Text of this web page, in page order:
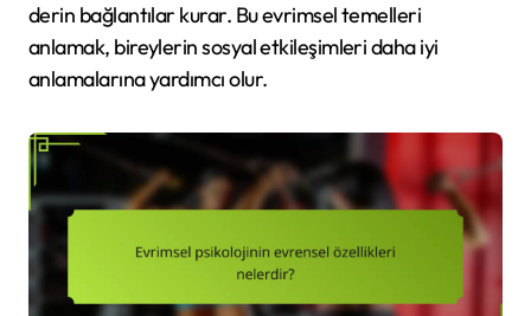
derin bağlantılar kurar. Bu evrimsel temelleri
anlamak, bireylerin sosyal etkileşimleri daha iyi
anlamalarına yardımcı olur.